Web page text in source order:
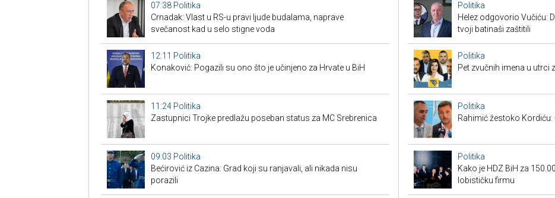
07:38 Politika
Crnadak: Vlast u RS-u pravi ljude budalama, naprave
svečanost kad u selo stigne voda
12:11 Politika
Konaković: Pogazili su ono što je učinjeno za Hrvate u BiH
11:24 Politika
Zastupnici Trojke predlažu poseban status za MC Srebrenica
09:03 Politika
Bećirović iz Cazina: Grad koji su ranjavali, ali nikada nisu
porazili
Politika
Helez odgovorio Vučiću:
tvoji batinaši zaštitili
Politika
Pet zvučnih imena u utrci
Politika
Rahimić žestoko Kordiću:
Politika
Kako je HDZ BiH za
lobističku firmu